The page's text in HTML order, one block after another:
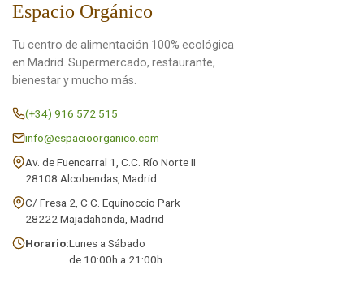
Espacio Orgánico
Tu centro de alimentación 100% ecológica
en Madrid. Supermercado, restaurante,
bienestar y mucho más.
(+34) 916 572 515
info@espacioorganico.com
Av. de Fuencarral 1, C.C. Río Norte II
28108 Alcobendas, Madrid
C/ Fresa 2, C.C. Equinoccio Park
28222 Majadahonda, Madrid
Horario:Lunes a Sábado
de 10:00h a 21:00h